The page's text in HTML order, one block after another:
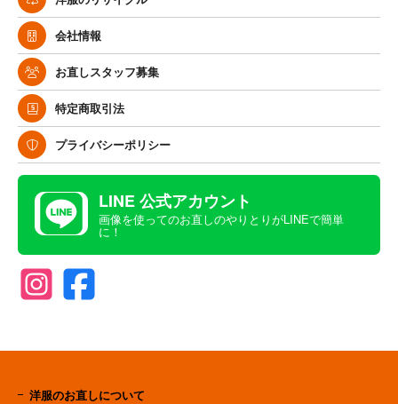
会社情報
お直しスタッフ募集
特定商取引法
プライバシーポリシー
LINE 公式アカウント
画像を使ってのお直しのやりとりがLINEで簡単
に！
洋服のお直しについて